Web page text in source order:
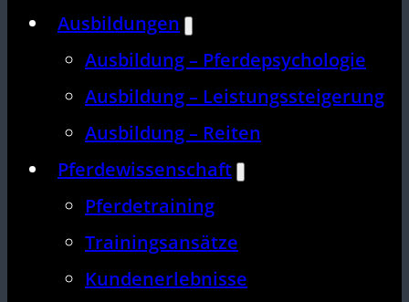
Ausbildungen
Ausbildung – Pferdepsychologie
Ausbildung – Leistungssteigerung
Ausbildung – Reiten
Pferdewissenschaft
Pferdetraining
Trainingsansätze
Kundenerlebnisse